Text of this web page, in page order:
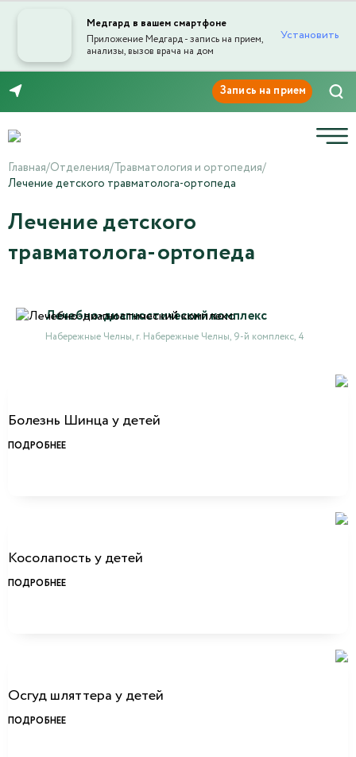
Медгард в вашем смартфоне
Приложение Медгард - запись на прием,
анализы, вызов врача на дом
Установить
Главная/Отделения/Травматология и ортопедия/
Лечение детского травматолога-ортопеда
Лечение детского
травматолога-ортопеда
Лечебно-диагностический комплекс
Набережные Челны, г. Набережные Челны, 9-й комплекс, 4
Болезнь Шинца у детей
ПОДРОБНЕЕ
Косолапость у детей
ПОДРОБНЕЕ
Осгуд шляттера у детей
ПОДРОБНЕЕ